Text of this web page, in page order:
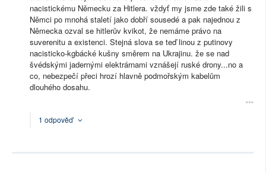
nacistickému Německu za Hitlera. vždyť my jsme zde také žili s
Němci po mnohá staletí jako dobří sousedé a pak najednou z
Německa ozval se hitlerův kvikot, že nemáme právo na
suverenitu a existenci. Stejná slova se teď linou z putinovy
nacisticko-kgbácké kušny směrem na Ukrajinu. že se nad
švédskými jadernými elektrárnami vznášejí ruské drony...no a
co, nebezpečí přeci hrozí hlavně podmořským kabelům
dlouhého dosahu.
1 odpověď